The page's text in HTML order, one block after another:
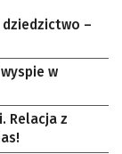
–
w
Relacja z